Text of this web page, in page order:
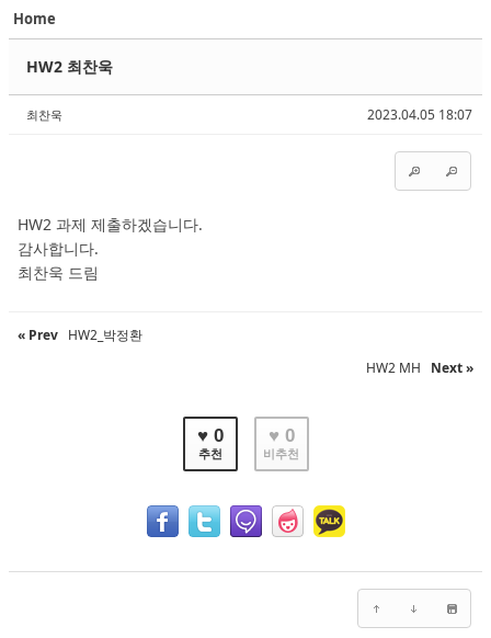
Home
2023.04.05 18:07
HW2 최찬욱
최찬욱
HW2 과제 제출하겠습니다.
감사합니다.
최찬욱 드림
« Prev HW2_박정환
HW2 MH
Next »
♥ 0
추천
♥ 0
비추천
Sketchbook5, 스케치북5
Sketchbook5, 스케치북5
Sketchbook5, 스케치북5
Sketchbook5, 스케치북5